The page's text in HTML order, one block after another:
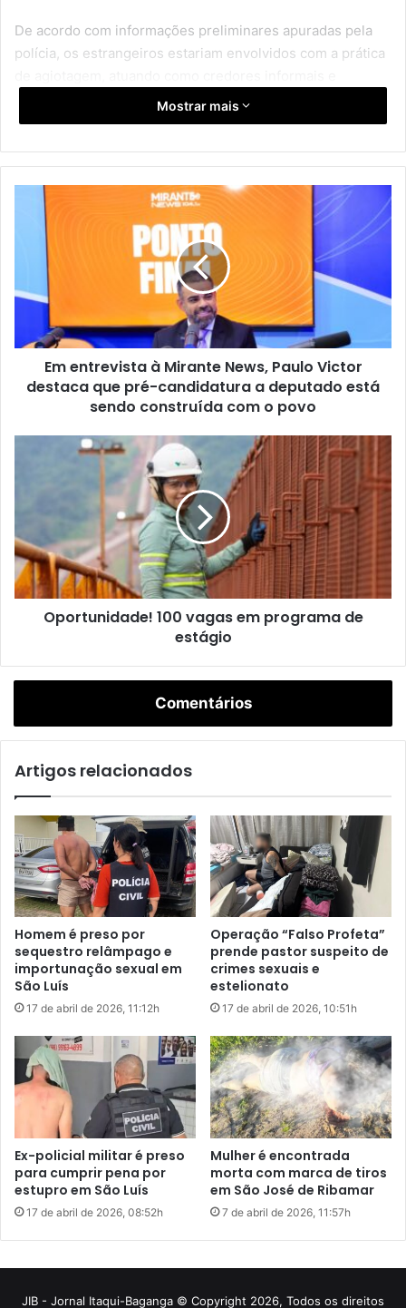
JIB - Jornal Itaqui-Baganga © Copyright 2026, Todos os direitos